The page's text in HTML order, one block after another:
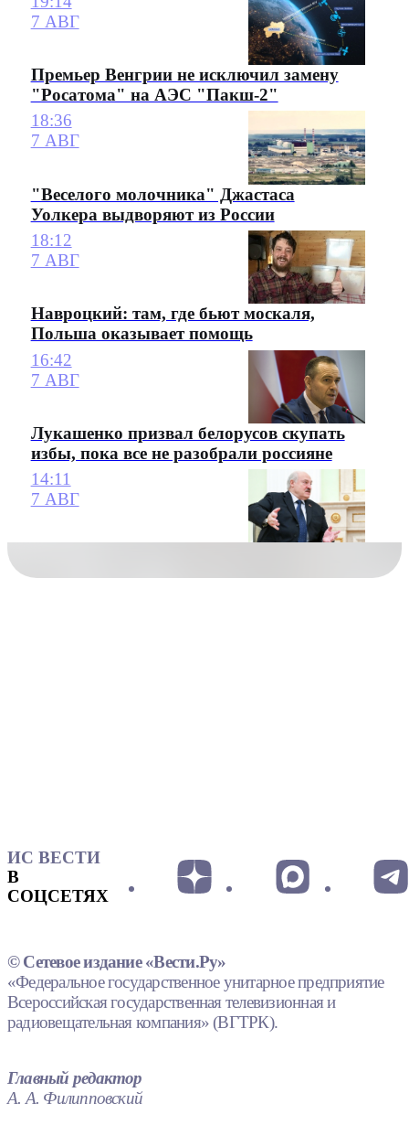
7 АВГ
Премьер Венгрии не исключил замену
"Росатома" на АЭС "Пакш-2"
18:36
7 АВГ
"Веселого молочника" Джастаса
Уолкера выдворяют из России
18:12
7 АВГ
Навроцкий: там, где бьют москаля,
Польша оказывает помощь
16:42
7 АВГ
Лукашенко призвал белорусов скупать
избы, пока все не разобрали россияне
14:11
7 АВГ
ИС ВЕСТИ
В
СОЦСЕТЯХ
© Сетевое издание «Вести.Ру»
«Федеральное государственное унитарное предприятие
Всероссийская государственная телевизионная и
радиовещательная компания» (ВГТРК).
Главный редактор
А. А. Филипповский